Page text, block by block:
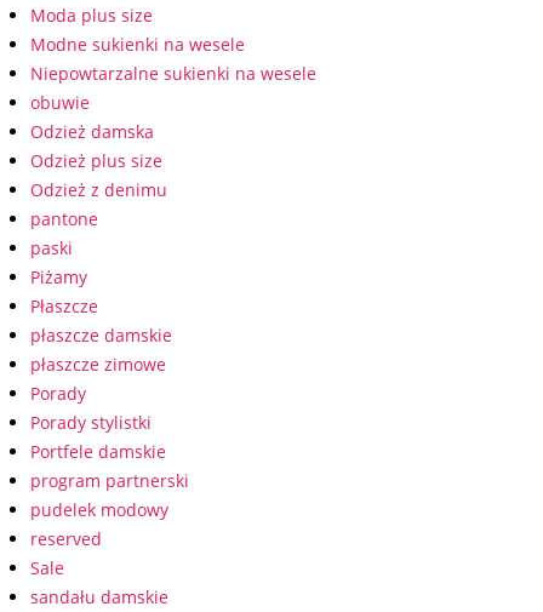
Moda plus size
Modne sukienki na wesele
Niepowtarzalne sukienki na wesele
obuwie
Odzież damska
Odzież plus size
Odzież z denimu
pantone
paski
Piżamy
Płaszcze
płaszcze damskie
płaszcze zimowe
Porady
Porady stylistki
Portfele damskie
program partnerski
pudelek modowy
reserved
Sale
sandału damskie